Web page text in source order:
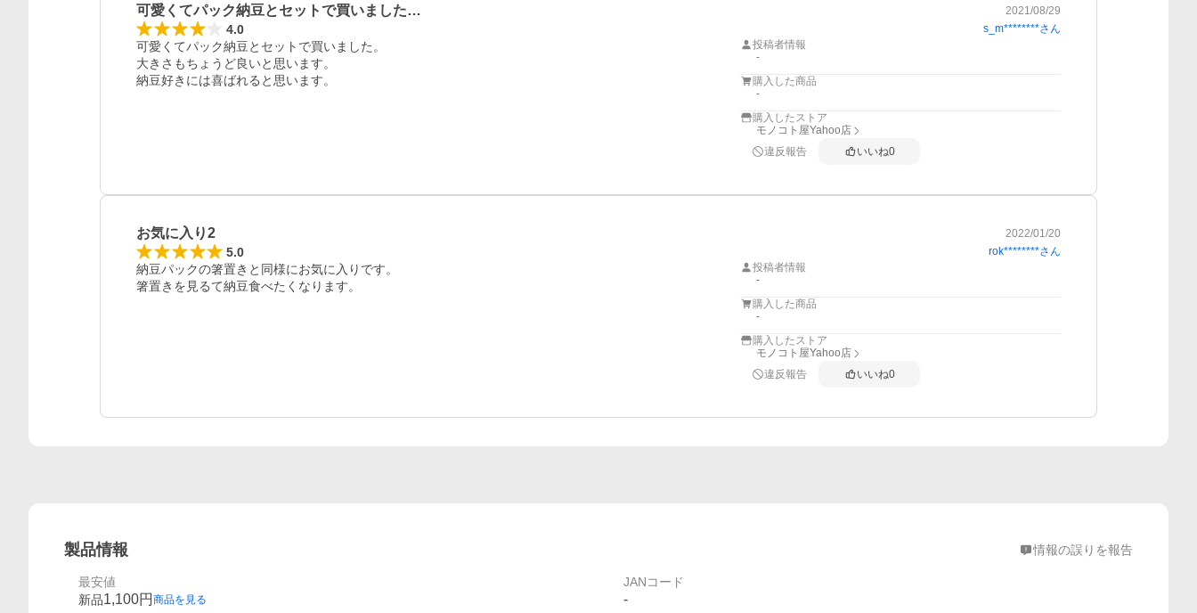
可愛くてパック納豆とセットで買いました… 2021/08/29
4.0 s_m********さん
可愛くてパック納豆とセットで買いました。
大きさもちょうど良いと思います。
納豆好きには喜ばれると思います。
投稿者情報
-
購入した商品
-
購入したストア
モノコト屋Yahoo店
違反報告
いいね0
お気に入り2 2022/01/20
5.0 rok********さん
納豆パックの箸置きと同様にお気に入りです。
投稿者情報
-
購入した商品
-
購入したストア
モノコト屋Yahoo店
違反報告
いいね0
製品情報 情報の誤りを報告
最安値
新品1,100円 商品を見る
JANコード
-